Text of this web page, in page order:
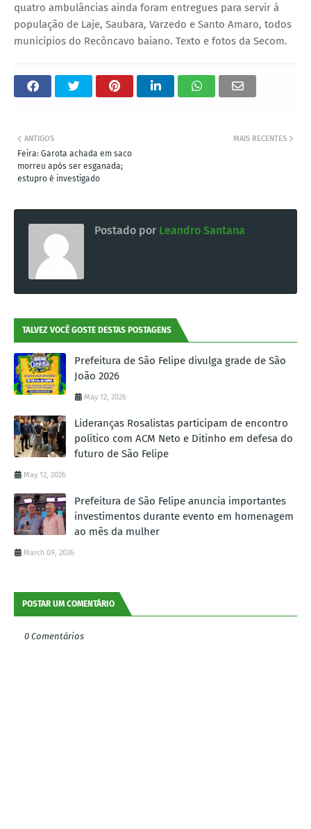
quatro ambulâncias ainda foram entregues para servir à
população de Laje, Saubara, Varzedo e Santo Amaro, todos
municípios do Recôncavo baiano. Texto e fotos da Secom.
MAIS RECENTES
ANTIGOS
Feira: Garota achada em saco
morreu após ser esganada;
estupro é investigado
Postado por Leandro Santana
TALVEZ VOCÊ GOSTE DESTAS POSTAGENS
Prefeitura de São Felipe divulga grade de São
João 2026
May 12, 2026
Lideranças Rosalistas participam de encontro
político com ACM Neto e Ditinho em defesa do
futuro de São Felipe
May 12, 2026
Prefeitura de São Felipe anuncia importantes
investimentos durante evento em homenagem
ao mês da mulher
March 09, 2026
POSTAR UM COMENTÁRIO
0 Comentários